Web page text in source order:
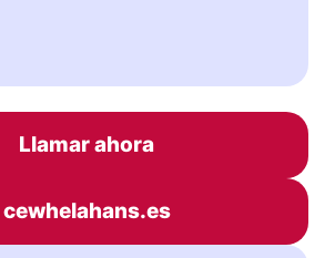
Llamar ahora
cewhelahans.es